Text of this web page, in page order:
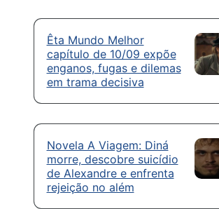
Êta Mundo Melhor
capítulo de 10/09 expõe
enganos, fugas e dilemas
em trama decisiva
Novela A Viagem: Diná
morre, descobre suicídio
de Alexandre e enfrenta
rejeição no além